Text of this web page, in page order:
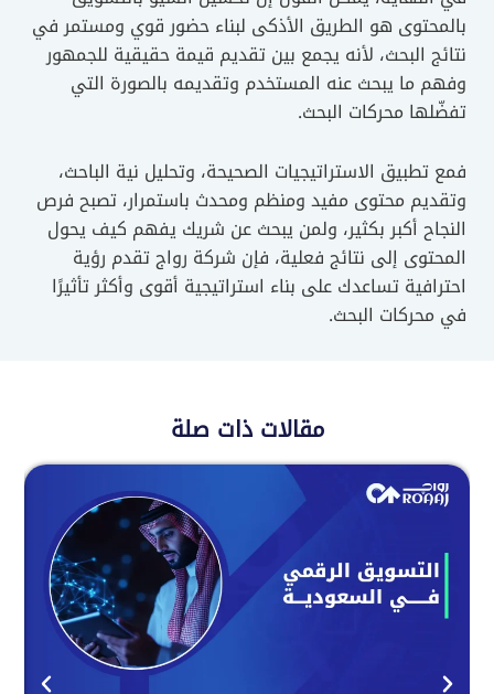
بالمحتوى هو الطريق الأذكى لبناء حضور قوي ومستمر في
نتائج البحث، لأنه يجمع بين تقديم قيمة حقيقية للجمهور
وفهم ما يبحث عنه المستخدم وتقديمه بالصورة التي
تفضّلها محركات البحث.
فمع تطبيق الاستراتيجيات الصحيحة، وتحليل نية الباحث،
وتقديم محتوى مفيد ومنظم ومحدث باستمرار، تصبح فرص
النجاح أكبر بكثير، ولمن يبحث عن شريك يفهم كيف يحول
المحتوى إلى نتائج فعلية، فإن شركة رواج تقدم رؤية
احترافية تساعدك على بناء استراتيجية أقوى وأكثر تأثيرًا
في محركات البحث.
مقالات ذات صلة